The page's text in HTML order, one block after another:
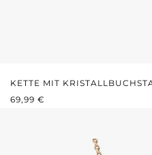
KETTE MIT
REGULÄRER PREIS:
69,99 €